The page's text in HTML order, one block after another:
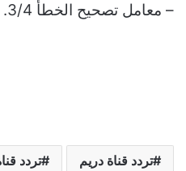
– معامل تصحيح الخطأ 3/4.
تردد قناة دريم تردد قناة